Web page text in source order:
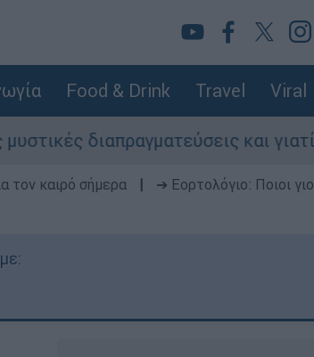
Food & Drink Travel Viral
και γιατί αντιδρούν οι
τον καιρό σήμερα
➔ Εορτολόγιο: Ποιοι